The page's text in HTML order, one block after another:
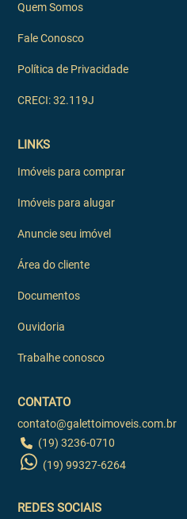
Quem Somos
Fale Conosco
Política de Privacidade
CRECI: 32.119J
LINKS
Imóveis para comprar
Imóveis para alugar
Anuncie seu imóvel
Área do cliente
Documentos
Ouvidoria
Trabalhe conosco
CONTATO
contato@galettoimoveis.com.br
(19) 3236-0710
(19) 99327-6264
REDES SOCIAIS